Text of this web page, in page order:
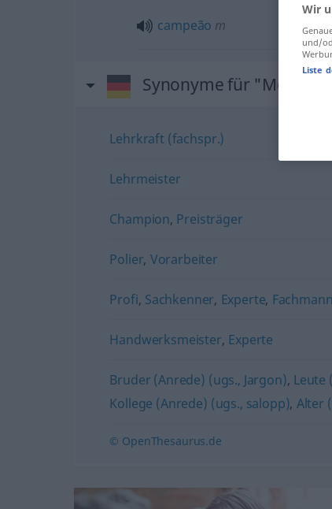
campeão m
Synonyme für "Meister"
Lehrkraft (fachspr.)
Lehrmeister
Champion, Preisträger
Polier, Vorarbeiter
Profi, Sachkenner, Experte, Fachmann
Handwerksmeister, Experte
Bruder (Anrede) (ugs., Jargon), Leute
Kollege (Anrede) (ugs., salopp), Alter
© OpenThesaurus.de
Wir
und/
Liste